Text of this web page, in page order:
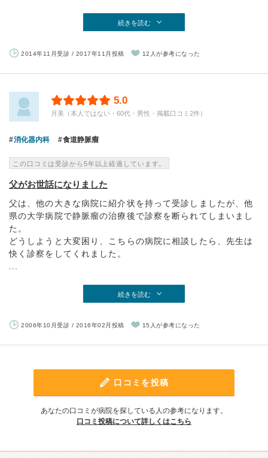
続きを読む
2014年11月受診 / 2017年11月投稿 12人が参考になった
5.0
月美（本人ではない・60代・男性・掲載口コミ2件）
消化器内科 食道静脈瘤
この口コミは受診から5年以上経過しています。
父がお世話になりました
父は、他の大きな病院に紹介状を持って受診しましたが、他
県の大学病院で静脈瘤の治療後で診察を断られてしまいまし
た。
どうしようと大変困り、こちらの病院に相談したら、先生は
快く診察をしてくれました。
続きを読む
2006年10月受診 / 2016年02月投稿 15人が参考になった
口コミを投稿
あなたの口コミが病院を探している人の参考になります。
口コミ投稿について詳しくはこちら